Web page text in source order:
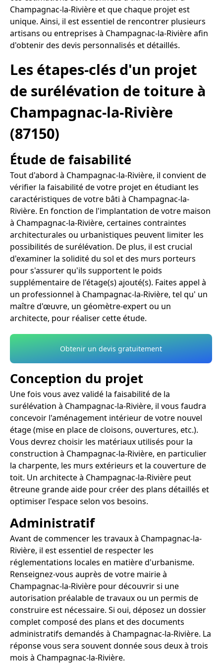
Champagnac-la-Rivière et que chaque projet est
unique. Ainsi, il est essentiel de rencontrer plusieurs
artisans ou entreprises à Champagnac-la-Rivière afin
d'obtenir des devis personnalisés et détaillés.
Les étapes-clés d'un projet
de surélévation de toiture à
Champagnac-la-Rivière
(87150)
Étude de faisabilité
Tout d'abord à Champagnac-la-Rivière, il convient de
vérifier la faisabilité de votre projet en étudiant les
caractéristiques de votre bâti à Champagnac-la-
Rivière. En fonction de l'implantation de votre maison
à Champagnac-la-Rivière, certaines contraintes
architecturales ou urbanistiques peuvent limiter les
possibilités de surélévation. De plus, il est crucial
d'examiner la solidité du sol et des murs porteurs
pour s'assurer qu'ils supportent le poids
supplémentaire de l'étage(s) ajouté(s). Faites appel à
un professionnel à Champagnac-la-Rivière, tel qu' un
maître d'œuvre, un géomètre-expert ou un
architecte, pour réaliser cette étude.
Obtenir un devis gratuitement
Conception du projet
Une fois vous avez validé la faisabilité de la
surélévation à Champagnac-la-Rivière, il vous faudra
concevoir l'aménagement intérieur de votre nouvel
étage (mise en place de cloisons, ouvertures, etc.).
Vous devrez choisir les matériaux utilisés pour la
construction à Champagnac-la-Rivière, en particulier
la charpente, les murs extérieurs et la couverture de
toit. Un architecte à Champagnac-la-Rivière peut
êtreune grande aide pour créer des plans détaillés et
optimiser l'espace selon vos besoins.
Administratif
Avant de commencer les travaux à Champagnac-la-
Rivière, il est essentiel de respecter les
réglementations locales en matière d'urbanisme.
Renseignez-vous auprès de votre mairie à
Champagnac-la-Rivière pour découvrir si une
autorisation préalable de travaux ou un permis de
construire est nécessaire. Si oui, déposez un dossier
complet composé des plans et des documents
administratifs demandés à Champagnac-la-Rivière. La
réponse vous sera souvent donnée sous deux à trois
mois à Champagnac-la-Rivière.